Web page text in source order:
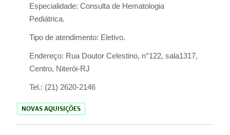
Especialidade: Consulta de Hematologia
Pediátrica.
Tipo de atendimento: Eletivo.
Endereço: Rua Doutor Celestino, n°122, sala1317,
Centro, Niterói-RJ
Tel.: (21) 2620-2146
NOVAS AQUISIÇÕES